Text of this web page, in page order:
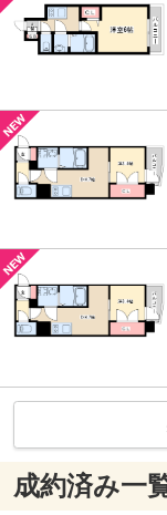
成約済み一